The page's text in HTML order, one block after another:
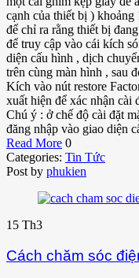
cạnh của thiết bị )
để chỉ ra rằng thiết bị
để truy cập vào cái kích
diện cấu hình , dịch
trên cùng màn hình , sau
Kích vào nút restore
xuất hiện để xác nhận cài
Chú ý : ở chế độ cài đặt
đăng nhập vào giao diện
Read More 0
Categories: Tin Tức
Post by phukien
15 Th3
Cách chăm sóc